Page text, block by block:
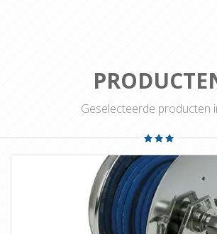
Geselecteerde producten